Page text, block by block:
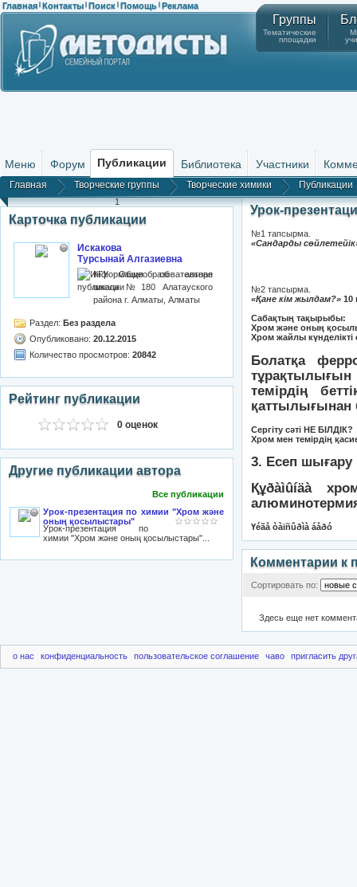
Главная | Контакты | Поиск | Помощь | Реклама
Группы
Тематические
площадки
Меню Форум Публикации Библиотека Участники
Главная Творческие группы Творческие химики Публикации
1
Карточка публикации
Искакова
Турсынай Алгазиевна
КГУ Общеобразовательная
школа №180 Алатауского
района г. Алматы, Алматы
Раздел: Без раздела
Опубликовано: 20.12.2015
Количество просмотров: 20842
Рейтинг публикации
0 оценок
Другие публикации автора
Все публикации
Урок-презентация по химии "Хром және
оның қосылыстары"
Урок-презентация по
химии "Хром және оның қосылыстары"...
Урок-
№1 тапсырма.
«Сандарды
№2 тапсырма.
«Қане кім жылдам?» 10
Сабақтың тақырыбы:
Хром және оның
Хром жайлы күнделікті
Болатқа
темірдің
қаттылығынан
Сергіту сәтіНЕ БІЛДІК?
Хром мен темірдің
3. Есеп шығару
Құðàìûíäà
Үéãå òàïñûðìà áåðó
Комментарии к
Сортировать по:
Здесь еще нет
о нас конфиденциальность пользовательское соглашение чаво пригласить